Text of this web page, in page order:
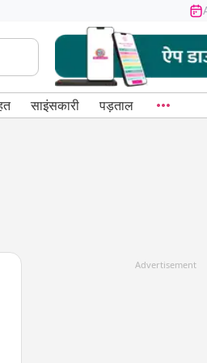
साइंसकारी पड़ताल
Advertisement